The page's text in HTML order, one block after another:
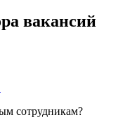
вакансий
сотрудникам?